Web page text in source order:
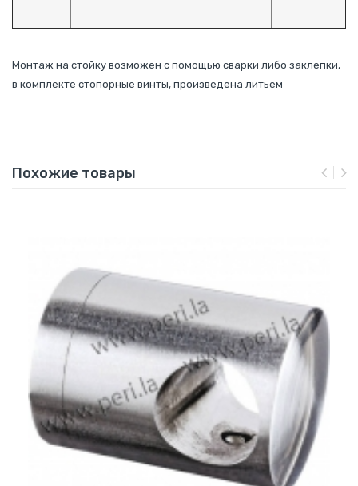
Монтаж на стойку возможен с помощью сварки либо заклепки,
в комплекте стопорные винты, произведена литьем
Похожие товары